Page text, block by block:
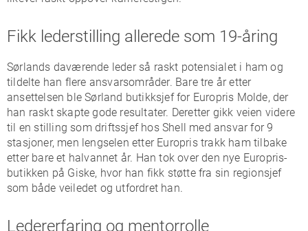
Fikk lederstilling allerede som 19-åring
Sørlands daværende leder så raskt potensialet i ham og
tildelte han flere ansvarsområder. Baretre år etter
ansettelsen ble Sørland butikksjef for Europris Molde,der
han raskt skapte gode resultater. Deretter gikk veien videre
til en stilling som driftssjef hos Shell med ansvar for 9
stasjoner, men lengselen etter Europris trakk ham tilbake
etterbare et halvannet år. Han tok over den nye Europris-
butikken på Giske, hvor han fikk støtte fra sin regionsjef
som både veiledet og utfordret han.
Ledererfaring og mentorrolle